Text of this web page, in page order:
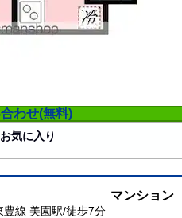
わせ(無料)
お気に入り
マンション
豊線 美園駅/徒歩7分